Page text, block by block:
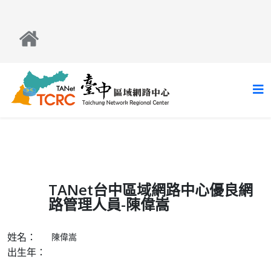
TANet台中區域網路中心優良網
路管理人員-陳偉嵩
姓名： 陳偉嵩
出生年：